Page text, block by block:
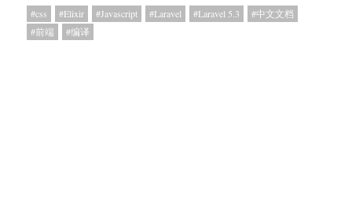
css Elixir Javascript Laravel Laravel 5.3
中文文档
前端
编译